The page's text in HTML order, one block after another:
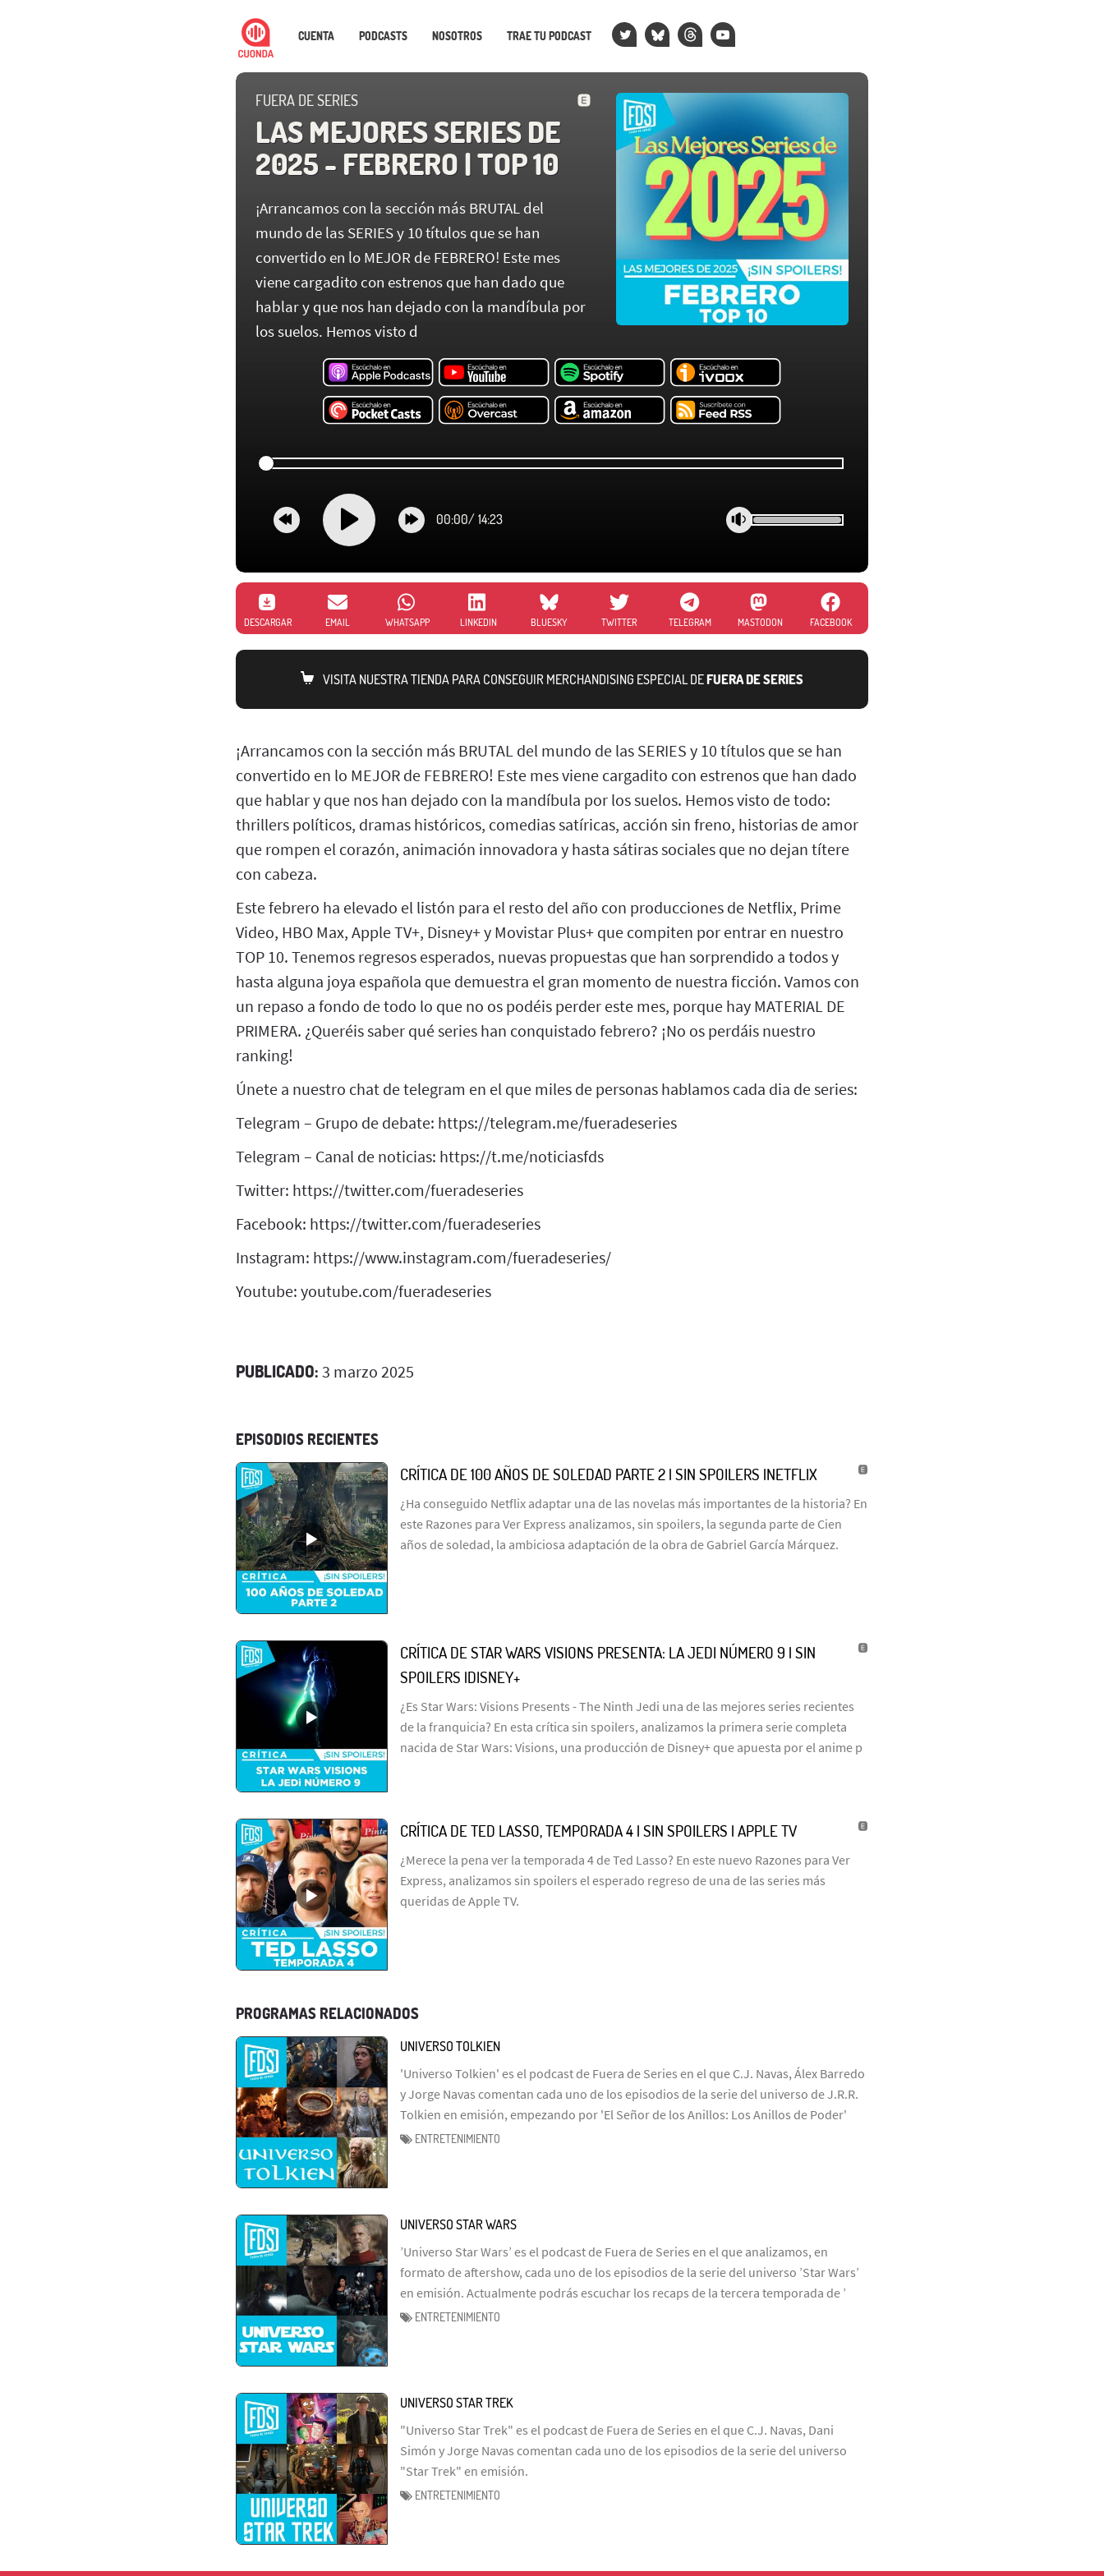
CUENTA PODCASTS NOSOTROS TRAE TU PODCAST
FUERA DE SERIES
LAS MEJORES SERIES DE
2025 - FEBRERO | TOP 10
¡Arrancamos con la sección más BRUTAL del
mundo de las SERIES y 10 títulos que se han
convertido en lo MEJOR de FEBRERO! Este mes
viene cargadito con estrenos que han dado que
hablar y que nos han dejado con la mandíbula por
los suelos. Hemos visto d
00:00/ 14:23
DESCARGAR EMAIL WHATSAPP LINKEDIN BLUESKY TWITTER TELEGRAM MASTODON FACEBOOK
VISITA NUESTRA TIENDA PARA CONSEGUIR MERCHANDISING ESPECIAL DEFUERA DE SERIES
¡Arrancamos con la sección más BRUTAL del mundo de las SERIES y 10 títulos que se han
convertido en lo MEJOR de FEBRERO! Este mes viene cargadito con estrenos que han dado
que hablar y que nos han dejado con la mandíbula por los suelos. Hemos visto de todo:
thrillers políticos, dramas históricos, comedias satíricas, acción sin freno, historias de amor
que rompen el corazón, animación innovadora y hasta sátiras sociales que no dejan títere
con cabeza.
Este febrero ha elevado el listón para el resto del año con producciones de Netflix, Prime
Video, HBO Max, Apple TV+, Disney+ y Movistar Plus+ que compiten por entrar en nuestro
TOP 10. Tenemos regresos esperados, nuevas propuestas que han sorprendido a todos y
hasta alguna joya española que demuestra el gran momento de nuestra ficción. Vamos con
un repaso a fondo de todo lo que no os podéis perder este mes, porque hay MATERIAL DE
PRIMERA. ¿Queréis saber qué series han conquistado febrero? ¡No os perdáis nuestro
ranking!
Únete a nuestro chat de telegram en el que miles de personas hablamos cada dia de series:
Telegram – Grupo de debate: https://telegram.me/fueradeseries
Telegram – Canal de noticias: https://t.me/noticiasfds
Twitter: https://twitter.com/fueradeseries
Facebook: https://twitter.com/fueradeseries
Instagram: https://www.instagram.com/fueradeseries/
Youtube: youtube.com/fueradeseries
PUBLICADO: 3 marzo 2025
EPISODIOS RECIENTES
CRÍTICA DE 100 AÑOS DE SOLEDAD PARTE 2 | SIN SPOILERS |NETFLIX
¿Ha conseguido Netflix adaptar una de las novelas más importantes de la historia? En
este Razones para Ver Express analizamos, sin spoilers, la segunda parte de Cien
años de soledad, la ambiciosa adaptación de la obra de Gabriel García Márquez.
CRÍTICA DE STAR WARS VISIONS PRESENTA: LA JEDI NÚMERO 9 | SIN
SPOILERS |DISNEY+
¿Es Star Wars: Visions Presents - The Ninth Jedi una de las mejores series recientes
de la franquicia? En esta crítica sin spoilers, analizamos la primera serie completa
nacida de Star Wars: Visions, una producción de Disney+ que apuesta por el anime p
CRÍTICA DE TED LASSO, TEMPORADA 4 | SIN SPOILERS | APPLE TV
¿Merece la pena ver la temporada 4 de Ted Lasso? En este nuevo Razones para Ver
Express, analizamos sin spoilers el esperado regreso de una de las series más
queridas de Apple TV.
PROGRAMAS RELACIONADOS
UNIVERSO TOLKIEN
'Universo Tolkien' es el podcast de Fuera de Series en el que C.J. Navas, Álex Barredo
y Jorge Navas comentan cada uno de los episodios de la serie del universo de J.R.R.
Tolkien en emisión, empezando por 'El Señor de los Anillos: Los Anillos de Poder'
ENTRETENIMIENTO
UNIVERSO STAR WARS
’Universo Star Wars’ es el podcast de Fuera de Series en el que analizamos, en
formato de aftershow, cada uno de los episodios de la serie del universo ’Star Wars’
en emisión. Actualmente podrás escuchar los recaps de la tercera temporada de ’
ENTRETENIMIENTO
UNIVERSO STAR TREK
"Universo Star Trek" es el podcast de Fuera de Series en el que C.J. Navas, Dani
Simón y Jorge Navas comentan cada uno de los episodios de la serie del universo
"Star Trek" en emisión.
ENTRETENIMIENTO